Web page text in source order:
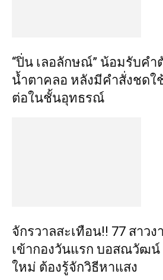
“ปิ่น เลอลักษณ์” น้อมรับค
น้ำตาคลอ หลังมีคำสั่งชดใ
ต่อในชั้นอุทธรณ์
จักรวาลสะเทือน!! 77 สาวง
เข้ากองวันแรก บอสณวัฒน์
ใหม่ ต้องรู้จักวิธีหาแสง